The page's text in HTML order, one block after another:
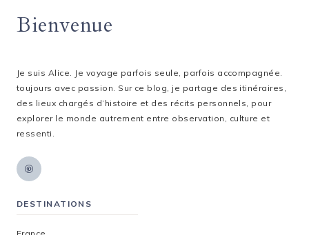
AZULEJOS
?
Bienvenue
Je suis Alice. Je voyage parfois seule, parfois accompagnée.
toujours avec passion. Sur ce blog, je partage des itinéraires,
des lieux chargés d’histoire et des récits personnels, pour
explorer le monde autrement entre observation, culture et
ressenti.
DESTINATIONS